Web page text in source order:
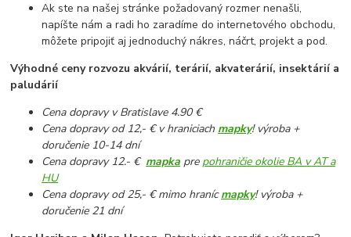
Ak ste na našej stránke požadovaný rozmer nenašli,
napíšte nám a radi ho zaradíme do internetového obchodu,
môžete pripojiť aj jednoduchý nákres, náčrt, projekt a pod.
Výhodné ceny rozvozu akvárií, terárií, akvaterárií, insektárií a
paludárií
Cena dopravy v Bratislave 4.90 €
Cena dopravy od 12,- € v hraniciach mapky! výroba +
doručenie 10-14 dní
Cena dopravy 12.- € mapka pre pohraničie okolie BA v AT a
HU
Cena dopravy od 25,- € mimo hranícmapky! výroba +
doručenie 21 dní